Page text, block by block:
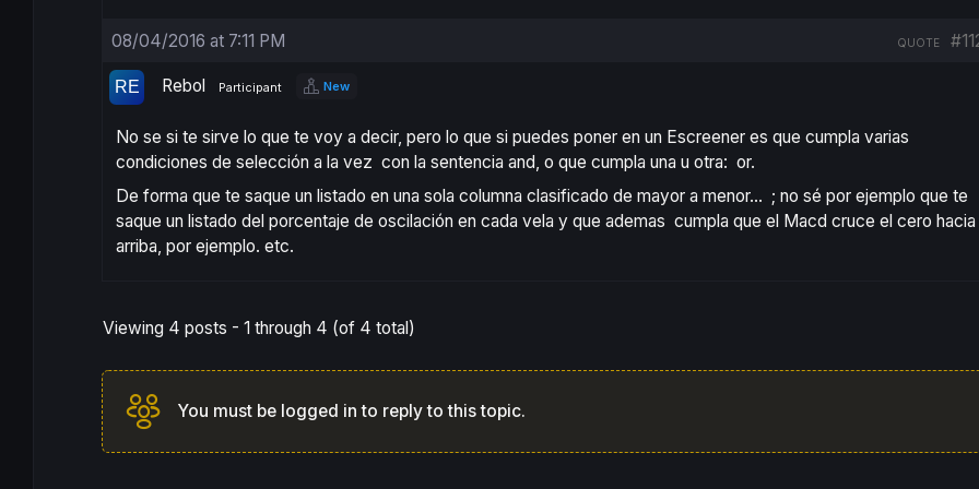
08/04/2016 at 7:11 PM QUOTE
Rebol Participant New
No se si te sirve lo que te voy a decir, pero lo que si puedes poner en un Escreener es que cumpla varias
condiciones de selección a la vez con la sentencia and, o que cumpla una u otra: or.
De forma que te saque un listado en una sola columna clasificado de mayor a menor… ; no sé por ejemplo que te
saque un listado del porcentaje de oscilación en cada vela y que ademas cumpla que el Macd cruce el cero hacia
arriba, por ejemplo. etc.
Viewing 4 posts - 1 through 4 (of 4 total)
You must be logged in to reply to this topic.